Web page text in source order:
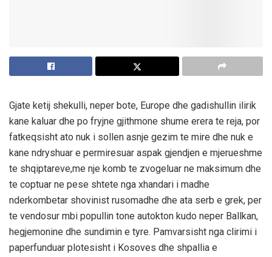
Gjate ketij shekulli, neper bote, Europe dhe gadishullin ilirik
kane kaluar dhe po fryjne gjithmone shume erera te reja, por
fatkeqsisht ato nuk i sollen asnje gezim te mire dhe nuk e
kane ndryshuar e permiresuar aspak gjendjen e mjerueshme
te shqiptareve,me nje komb te zvogeluar ne maksimum dhe
te coptuar ne pese shtete nga xhandari i madhe
nderkombetar shovinist rusomadhe dhe ata serb e grek, per
te vendosur mbi popullin tone autokton kudo neper Ballkan,
hegjemonine dhe sundimin e tyre. Pamvarsisht nga clirimi i
paperfunduar plotesisht i Kosoves dhe shpallia e